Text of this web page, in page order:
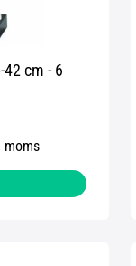
42 cm - 6
moms